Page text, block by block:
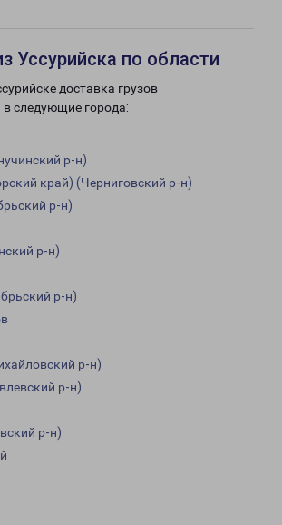
Уссурийска по области
доставка грузов
в следующие города:
р-н)
край) (Черниговский р-н)
р-н)
р-н)
р-н)
р-н)
р-н)
р-н)